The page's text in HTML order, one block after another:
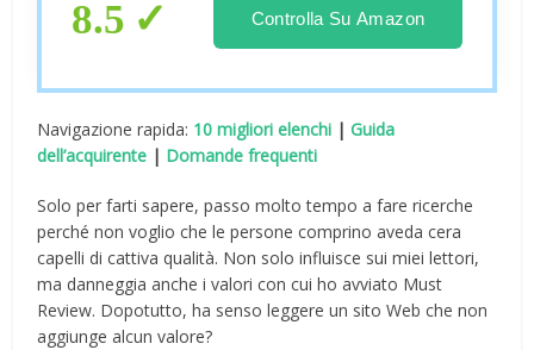
8.5 Controlla Su Amazon
Navigazione rapida: 10 migliori elenchi |Guida
dell’acquirente | Domande frequenti
Solo per farti sapere, passo molto tempo a fare ricerche
perché non voglio che le persone comprino aveda cera
capelli di cattiva qualità. Non solo influisce sui miei lettori,
ma danneggia anche i valori con cui ho avviato Must
Review. Dopotutto, ha senso leggere un sito Web che non
aggiunge alcun valore?